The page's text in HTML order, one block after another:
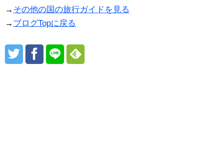
→ その他の国の旅行ガイドを見る
→ ブログTopに戻る